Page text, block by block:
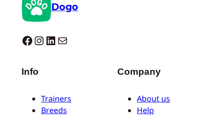
Dogo
Dogo facebook InstagramLinkedIn E-mail
Info
Trainers
Breeds
Company
About us
Help